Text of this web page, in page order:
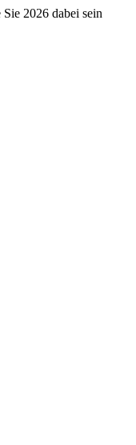
2026 dabei sein